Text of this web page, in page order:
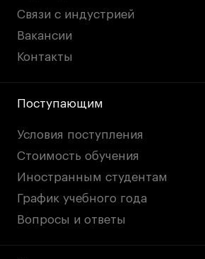
Связи с индустрией
Вакансии
Контакты
Поступающим
Условия поступления
Стоимость обучения
Иностранным студентам
График учебного года
Вопросы и ответы